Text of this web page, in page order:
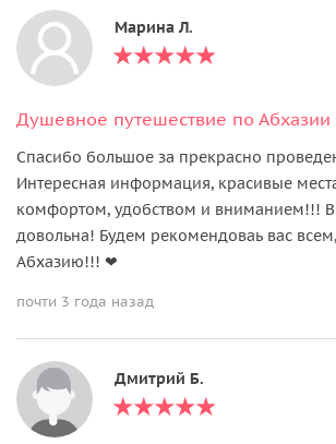
Марина Л.
Душевное путешествие по Абхазии
Спасибо большое за прекрасно
Интересная информация, красивые
комфортом, удобством и вниманием!!!
довольна! Будем рекомендоваь вас
Абхазию!!! ❤
почти 3 года назад
Дмитрий Б.